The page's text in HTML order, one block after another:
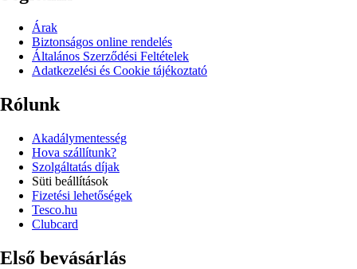
Árak
Biztonságos online rendelés
Általános Szerződési Feltételek
Adatkezelési és Cookie tájékoztató
Rólunk
Akadálymentesség
Hova szállítunk?
Szolgáltatás díjak
Süti beállítások
Fizetési lehetőségek
Tesco.hu
Clubcard
Első bevásárlás